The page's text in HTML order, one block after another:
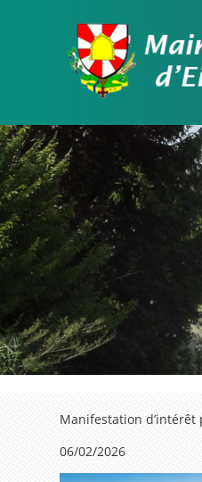
Manifestation d’intérêt
06/02/2026